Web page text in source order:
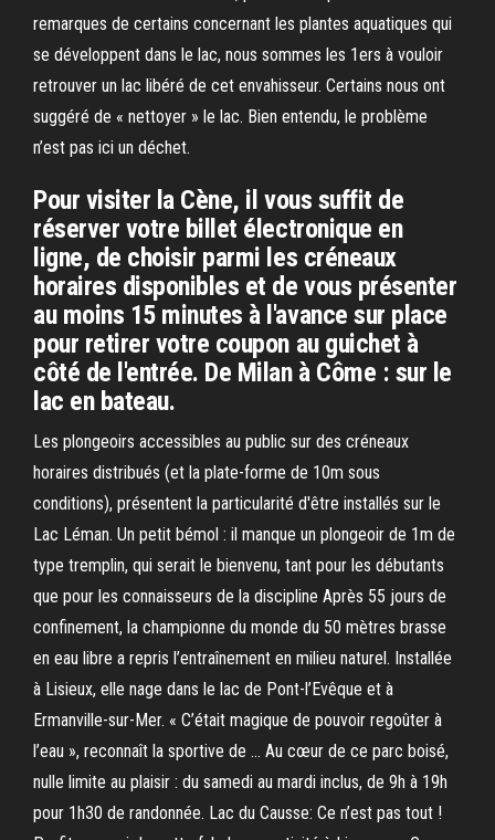
remarques de certains concernant les plantes aquatiques qui
se développent dans le lac, nous sommes les 1ers à vouloir
retrouver un lac libéré de cet envahisseur. Certains nous ont
suggéré de « nettoyer » le lac. Bien entendu, le problème
n’est pas ici un déchet.
Pour visiter la Cène, il vous suffit de
réserver votre billet électronique en
ligne, de choisir parmi les créneaux
horaires disponibles et de vous présenter
au moins 15 minutes à l'avance sur place
pour retirer votre coupon au guichet à
côté de l'entrée. De Milan à Côme : sur le
lac en bateau.
Les plongeoirs accessibles au public sur des créneaux
horaires distribués (et la plate-forme de 10m sous
conditions), présentent la particularité d'être installés sur le
Lac Léman. Un petit bémol : il manque un plongeoir de 1m de
type tremplin, qui serait le bienvenu, tant pour les débutants
que pour les connaisseurs de la discipline Après 55 jours de
confinement, la championne du monde du 50 mètres brasse
en eau libre a repris l’entraînement en milieu naturel. Installée
à Lisieux, elle nage dans le lac de Pont-l’Evêque et à
Ermanville-sur-Mer. « C’était magique de pouvoir regoûter à
l’eau », reconnaît la sportive de … Au cœur de ce parc boisé,
nulle limite au plaisir : du samedi au mardi inclus, de 9h à 19h
pour 1h30 de randonnée. Lac du Causse: Ce n’est pas tout !